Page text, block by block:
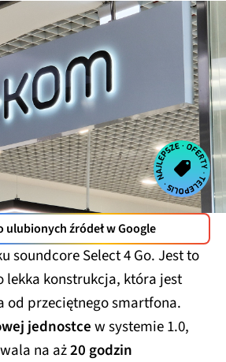
ulubionych źródeł w Google
soundcore Select 4 Go. Jest to
lekka konstrukcja, która jest
od przeciętnego smartfona.
jednostcew systemie 1.0,
na aż20 godzin